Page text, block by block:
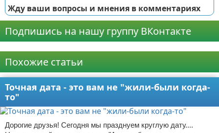
Жду ваши вопросы и мнения в комментариях
Подпишись на нашу группу ВКонтакте
Похожие статьи
Точная дата - это вам не "жили-были когда-
то"
Дорогие друзья! Сегодня мы празднуем круглую дату....